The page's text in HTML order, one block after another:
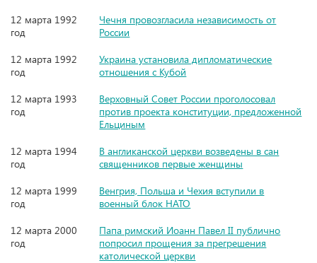
12 марта 1992
год
Чечня провозгласила независимость от
России
12 марта 1992
год
Украина установила дипломатические
отношения с Кубой
12 марта 1993
год
Верховный Совет России проголосовал
против проекта конституции, предложенной
Ельциным
12 марта 1994
год
В англиканской церкви возведены в сан
священников первые женщины
12 марта 1999
год
Венгрия, Польша и Чехия вступили в
военный блок НАТО
12 марта 2000
год
Папа римский Иоанн Павел II публично
попросил прощения за прегрешения
католической церкви